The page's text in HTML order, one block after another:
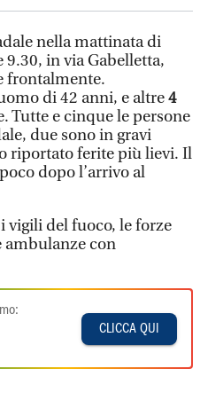
nella mattinata di
9.30, in via Gabelletta,
frontalmente.
di 42 anni, e altre4
Tutte e cinque le persone
due sono in gravi
riportato ferite più lievi. Il
dopo l’arrivo al
vigili del fuoco, le forze
con
CLICCA QUI